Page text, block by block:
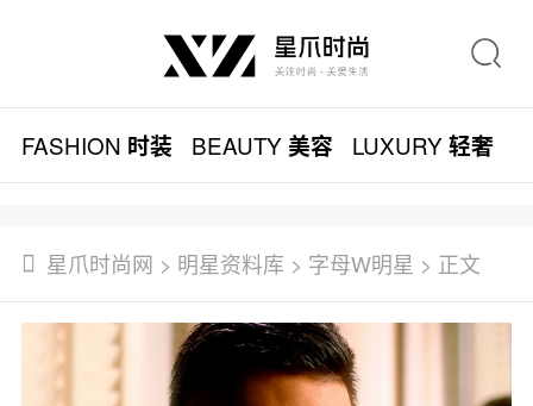
FASHION 时装 BEAUTY美容 LUXURY轻奢
星爪时尚网 > 明星资料库 > 字母W明星 > 正文